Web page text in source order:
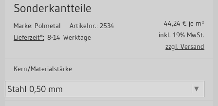
Sonderkantteile
Marke: Polmetal Artikelnr.: 2534
Lieferzeit*: 8-14 Werktage
44,24 € je m²
inkl. 19% MwSt.
zzgl. Versand
Kern/Materialstärke